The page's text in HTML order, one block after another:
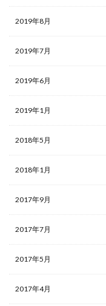
2019年8月
2019年7月
2019年6月
2019年1月
2018年5月
2018年1月
2017年9月
2017年7月
2017年5月
2017年4月